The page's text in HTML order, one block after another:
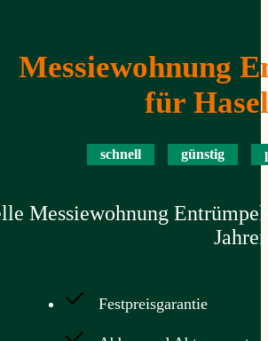
Messiewohnung
für
schnell günstig
Messiewohnung
Festpreisgarantie